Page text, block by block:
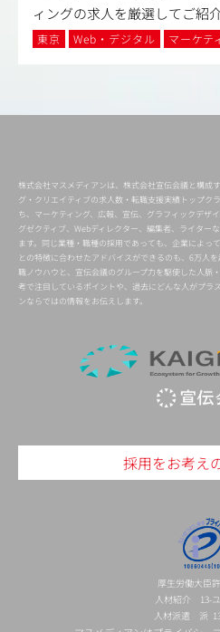
ィングの求人を厳選してご紹介
東京 Web・デジタル マーケテ
株式会社マスメディアンは、株式会社宣伝会議と構成
グ・クリエイティブの求人数・転職支援実績トップク
ち、マーケティング、広報、宣伝、グラフィックデザ
グゼクティブ、Webディレクター、編集者、ライター
ます。同じ業種・職種の採用であっても、企業によっ
との特徴に合わせたアドバイスができるのも、6万人
職ノウハウと、宣伝会議のグループ力を駆使した人脈
考で注目しているポイントや、過去にどんな人がプラ
ンならではの情報をお伝えします。
採用をお考え
厚生労働大臣
人材紹介 13-ユ
人材派遣 派